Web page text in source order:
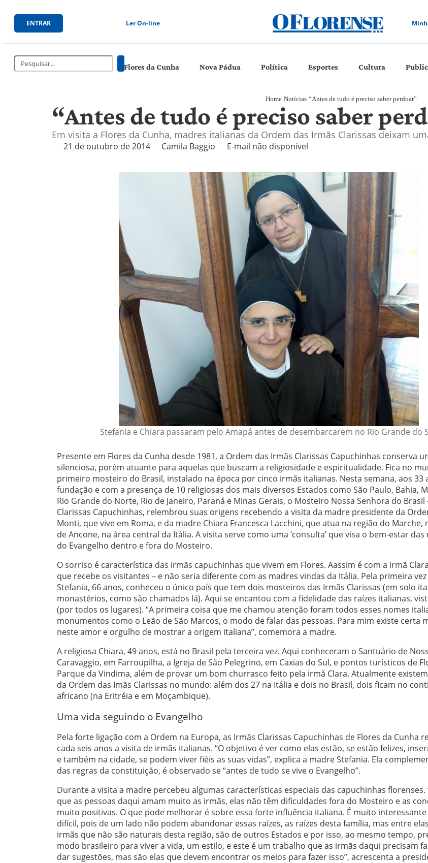
ENTRAR Ler On-line
Flores da Cunha Nova Pádua Política Esportes Cultura
Home Notícias “Antes de tudo é preciso saber perdoar”
“Antes de tudo é preciso saber
Em visita a Flores da Cunha, madres italianas da Ordem das Irmãs Clarissas deixam
21 de outubro de 2014 Camila Baggio E-mail não disponível
Stefania e Chiara passaram pelo Amapá antes de desembarcarem no Rio Grande do
Presente em Flores da Cunha desde 1981, a Ordem das Irmãs Clarissas Capuchinhas conserva
silenciosa, porém atuante para aquelas que buscam a religiosidade e espiritualidade. Fica no
primeiro mosteiro do Brasil, instalado na época por cinco irmãs italianas. Nesta semana, aos 33
fundação e com a presença de 10 religiosas dos mais diversos Estados como São Paulo, Bahia,
Rio Grande do Norte, Rio de Janeiro, Paraná e Minas Gerais, o Mosteiro Nossa Senhora do Brasil
Clarissas Capuchinhas, relembrou suas origens recebendo a visita da madre presidente da
Monti, que vive em Roma, e da madre Chiara Francesca Lacchini, que atua na região do Marche,
de Ancone, na área central da Itália. A visita serve como uma ‘consulta’ que visa o bem-estar das
do Evangelho dentro e fora do Mosteiro.
O sorriso é característica das irmãs capuchinhas que vivem em Flores. Aassim é com a irmã
que recebe os visitantes – e não seria diferente com as madres vindas da Itália. Pela primeira
Stefania, 66 anos, conheceu o único país que tem dois mosteiros das Irmãs Clarissas (em solo
monastérios, como são chamados lá). Aqui se encantou com a fidelidade das raízes italianas,
(por todos os lugares). “A primeira coisa que me chamou atenção foram todos esses nomes
monumentos como o Leão de São Marcos, o modo de falar das pessoas. Para mim existe certa
neste amor e orgulho de mostrar a origem italiana”, comemora a madre.
A religiosa Chiara, 49 anos, está no Brasil pela terceira vez. Aqui conheceram o Santuário de
Caravaggio, em Farroupilha, a Igreja de São Pelegrino, em Caxias do Sul, e pontos turísticos de
Parque da Vindima, além de provar um bom churrasco feito pela irmã Clara. Atualmente
da Ordem das Imãs Clarissas no mundo: além dos 27 na Itália e dois no Brasil, dois ficam no
africano (na Eritréia e em Moçambique).
Uma vida seguindo o Evangelho
Pela forte ligação com a Ordem na Europa, as Irmãs Clarissas Capuchinhas de Flores da Cunha
cada seis anos a visita de irmãs italianas. “O objetivo é ver como elas estão, se estão felizes,
e também na cidade, se podem viver fiéis as suas vidas”, explica a madre Stefania. Ela
das regras da constituição, é observado se “antes de tudo se vive o Evangelho”.
Durante a visita a madre percebeu algumas características especiais das capuchinhas florenses.
que as pessoas daqui amam muito as irmãs, elas não têm dificuldades fora do Mosteiro e as
muito positivas. O que pode melhorar é sobre essa forte influência italiana. É muito
difícil, pois de um lado não podem abandonar essas raízes, as raízes desta família, mas entre
irmãs que não são naturais desta região, são de outros Estados e por isso, ao mesmo tempo,
modo brasileiro para viver a vida, um estilo, e este é um trabalho que as irmãs daqui precisam
dar sugestões, mas são elas que devem encontrar os meios para fazer isso”, acrescenta a